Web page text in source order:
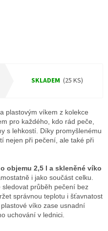
SKLADEM (25 KS)
plastovým víkem z kolekce
pro každého, kdo rád peče,
s lehkostí. Díky promyšlenému
nejen při pečení, ale také při
objemu 2,5 l a skleněné víko
i jako součást celku.
průběh pečení bez
správnou teplotu i šťavnatost
víko zase usnadní
uchování v lednici.